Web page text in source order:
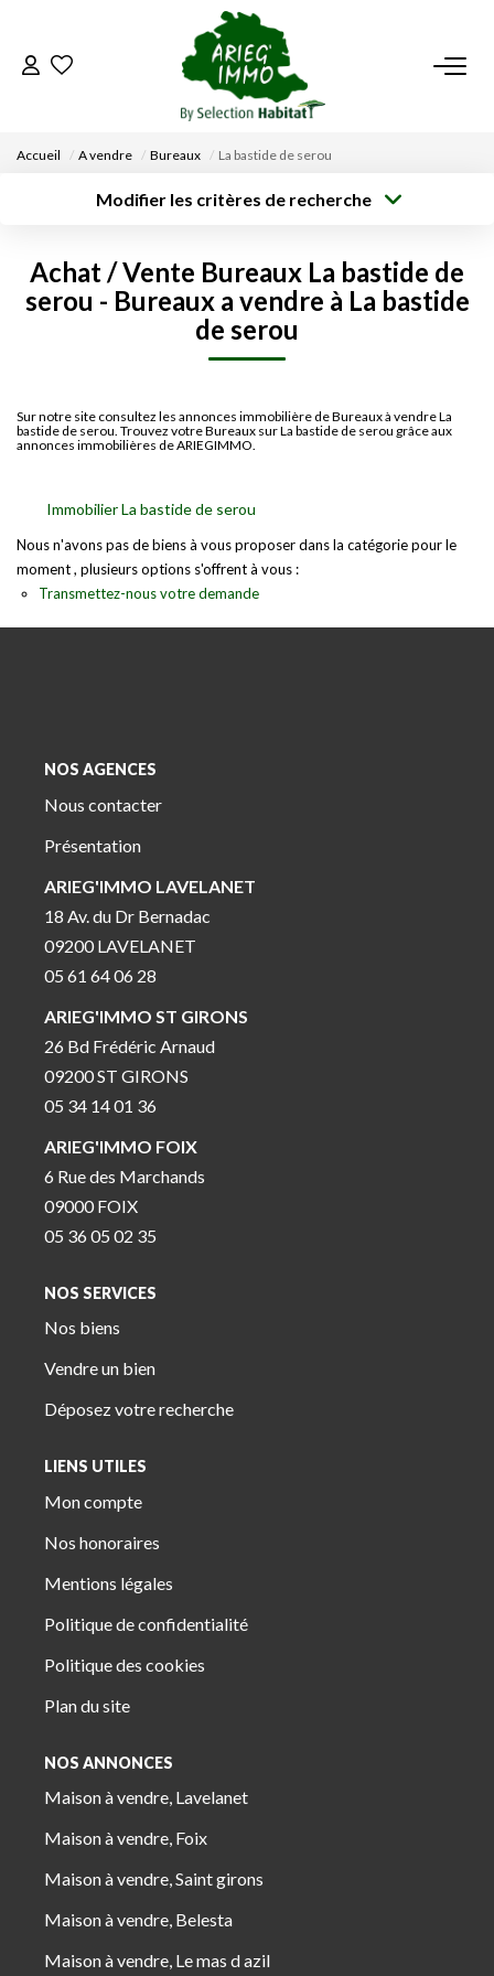
ACCUEIL
DÉPOSEZ VOTRE RECHERCHE
CONTACT
Accueil A vendre Bureaux La bastide de serou
Modifier les critères de recherche
Sélectionnez...
Type de bien
Surface min
Budget max
Achat / Vente Bureaux La bastide de
serou - Bureaux a vendre à La bastide
de serou
Sur notre site consultez les annonces immobilière de Bureaux à vendre La
bastide de serou. Trouvez votre Bureaux sur La bastide de serou grâce aux
annonces immobilières de ARIEGIMMO.
Immobilier La bastide de serou
Nous n'avons pas de biens à vous proposer dans la catégorie pour le
moment , plusieurs options s'offrent à vous :
Transmettez-nous votre demande
NOS AGENCES
Nous contacter
Présentation
ARIEG'IMMO LAVELANET
18 Av. du Dr Bernadac
09200 LAVELANET
05 61 64 06 28
ARIEG'IMMO ST GIRONS
26 Bd Frédéric Arnaud
09200 ST GIRONS
05 34 14 01 36
ARIEG'IMMO FOIX
6 Rue des Marchands
09000 FOIX
05 36 05 02 35
NOS SERVICES
Nos biens
Vendre un bien
Déposez votre recherche
LIENS UTILES
Mon compte
Nos honoraires
Mentions légales
Politique de confidentialité
Politique des cookies
Plan du site
NOS ANNONCES
Maison à vendre, Lavelanet
Maison à vendre, Foix
Maison à vendre, Saint girons
Maison à vendre, Belesta
Maison à vendre, Le mas d azil